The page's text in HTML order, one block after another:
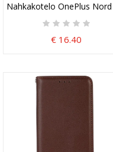
Nahkakotelo OnePlus
€ 16.40